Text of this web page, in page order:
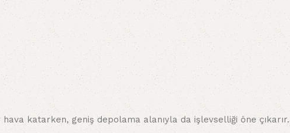
katarken, geniş depolama alanıyla da işlevselliği öne çıkarır.